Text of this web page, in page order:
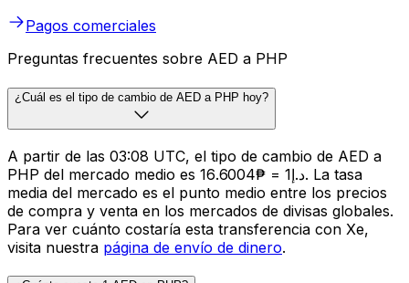
Pagos comerciales
Preguntas frecuentes sobre AED a PHP
¿Cuál es el tipo de cambio de AED a PHP hoy?
A partir de las 03:08 UTC, el tipo de cambio de AED a
PHP del mercado medio es د.إ1 = ₱16.6004. La tasa
media del mercado es el punto medio entre los precios
de compra y venta en los mercados de divisas globales.
Para ver cuánto costaría esta transferencia con Xe,
visita nuestra página de envío de dinero.